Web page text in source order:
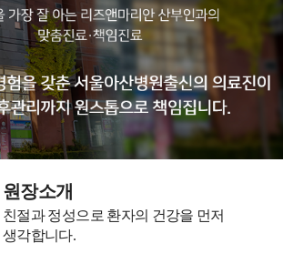
원장소개
친절과 정성으로 환자의 건강을 먼저
생각합니다.